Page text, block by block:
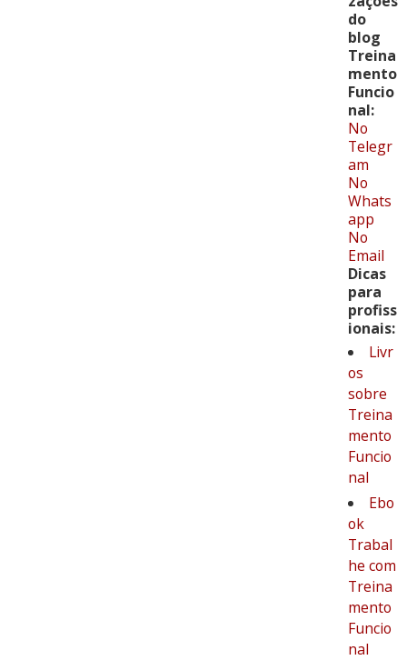
do
blog
Treina
mento
Funcio
nal:
No
Telegr
am
No
Whats
app
No
Email
Dicas
para
profiss
ionais:
Livr
os
sobre
Treina
mento
Funcio
nal
Ebo
ok
Trabal
he com
Treina
mento
Funcio
nal